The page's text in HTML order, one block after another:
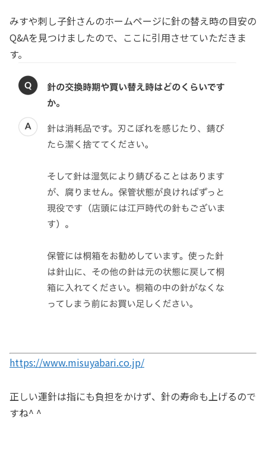
みすや刺し子針さんのホームページに針の替え時の目安の
Q&Aを見つけましたので、ここに引用させていただきま
す。
https://www.misuyabari.co.jp/
正しい運針は指にも負担をかけず、針の寿命も上げるので
すね^ ^